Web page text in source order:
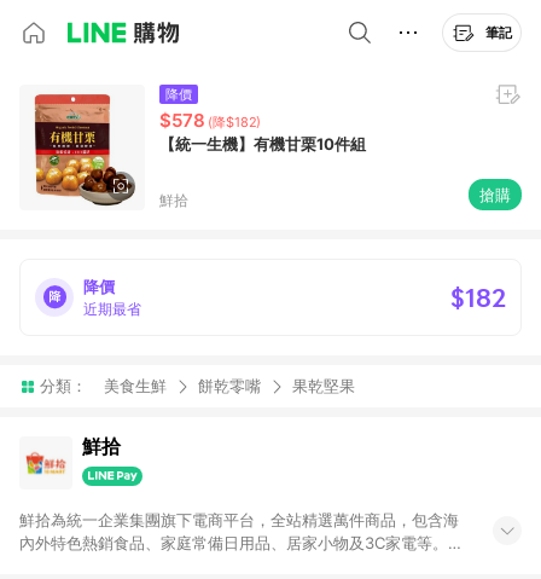
筆記
降價
$578 (降$182)
【統一生機】有機甘栗10件組
鮮拾 搶購
降價
近期最省 $182
分類： 美食生鮮 餅乾零嘴 果乾堅果
鮮拾
鮮拾為統一企業集團旗下電商平台，全站精選萬件商品，包含海
內外特色熱銷食品、家庭常備日用品、居家小物及3C家電等。全